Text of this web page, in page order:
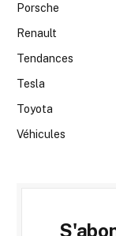
Porsche
Renault
Tendances
Tesla
Toyota
Véhicules